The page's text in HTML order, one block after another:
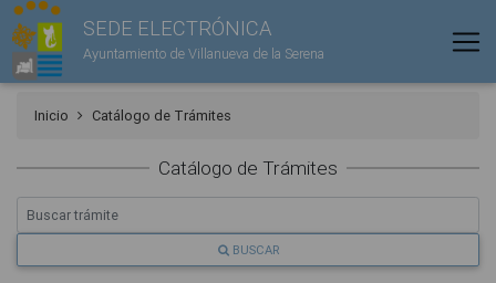
SEDE ELECTRÓNICA
Ayuntamiento de Villanueva de la Serena
Inicio Catálogo de Trámites
Catálogo de Trámites
BUSCAR